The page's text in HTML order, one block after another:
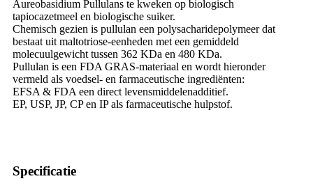
Aureobasidium Pullulans te kweken op biologisch
tapiocazetmeel en biologische suiker.
Chemisch gezien is pullulan een polysacharidepolymeer dat
bestaat uit maltotriose-eenheden met een gemiddeld
molecuulgewicht tussen 362 KDa en 480 KDa.
Pullulan is een FDA GRAS-materiaal en wordt hieronder
vermeld als voedsel- en farmaceutische ingrediënten:
EFSA & FDA een direct levensmiddelenadditief.
EP, USP, JP, CP en IP als farmaceutische hulpstof.
Specificatie